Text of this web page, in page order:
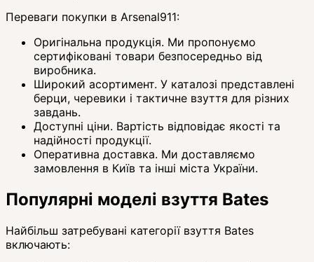
Переваги покупки в Arsenal911:
Оригінальна продукція. Ми пропонуємо
сертифіковані товари безпосередньо від
виробника.
Широкий асортимент. У каталозі представлені
берци, черевики і тактичне взуття для різних
завдань.
Доступні ціни. Вартість відповідає якості та
надійності продукції.
Оперативна доставка. Ми доставляємо
замовлення в Київ та інші міста України.
Популярні моделі взуття Bates
Найбільш затребувані категорії взуття Bates
включають: